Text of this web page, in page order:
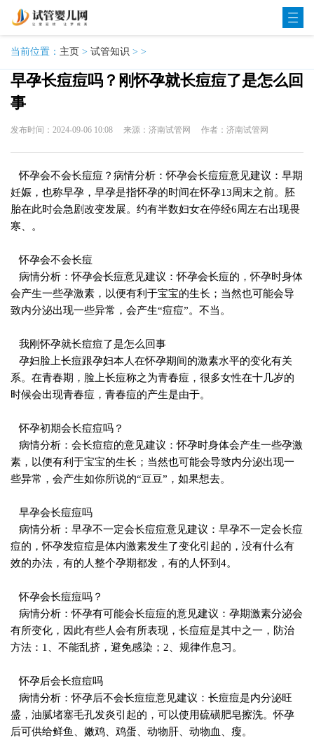
当前位置： 主页 > 试管知识 > >
早孕长痘痘吗？刚怀孕就长痘痘了是怎么回
事
发布时间：2024-09-06 10:08 来源：济南试管网 作者：济南试管网
怀孕会不会长痘痘？病情分析：怀孕会长痘痘意见建议：早期
妊娠，也称早孕，早孕是指怀孕的时间在怀孕13周末之前。胚
胎在此时会急剧改变发展。约有半数妇女在停经6周左右出现畏
寒、。
怀孕会不会长痘
病情分析：怀孕会长痘意见建议：怀孕会长痘的，怀孕时身体
会产生一些孕激素，以便有利于宝宝的生长；当然也可能会导
致内分泌出现一些异常，会产生“痘痘”。不当。
我刚怀孕就长痘痘了是怎么回事
孕妇脸上长痘跟孕妇本人在怀孕期间的激素水平的变化有关
系。在青春期，脸上长痘称之为青春痘，很多女性在十几岁的
时候会出现青春痘，青春痘的产生是由于。
怀孕初期会长痘痘吗？
病情分析：会长痘痘的意见建议：怀孕时身体会产生一些孕激
素，以便有利于宝宝的生长；当然也可能会导致内分泌出现一
些异常，会产生如你所说的“豆豆”，如果想去。
早孕会长痘痘吗
病情分析：早孕不一定会长痘痘意见建议：早孕不一定会长痘
痘的，怀孕发痘痘是体内激素发生了变化引起的，没有什么有
效的办法，有的人整个孕期都发，有的人怀到4。
怀孕会长痘痘吗？
病情分析：怀孕有可能会长痘痘的意见建议：孕期激素分泌会
有所变化，因此有些人会有所表现，长痘痘是其中之一，防治
方法：1、不能乱挤，避免感染；2、规律作息习。
怀孕后会长痘痘吗
病情分析：怀孕后不会长痘痘意见建议：长痘痘是内分泌旺
盛，油腻堵塞毛孔发炎引起的，可以使用硫磺肥皂擦洗。怀孕
后可供给鲜鱼、嫩鸡、鸡蛋、动物肝、动物血、瘦。